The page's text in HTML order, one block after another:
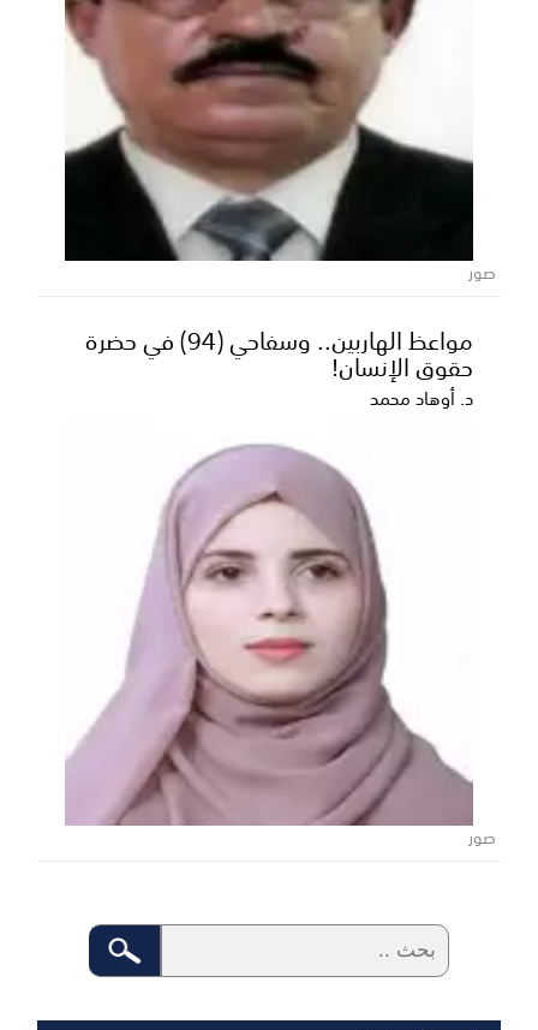
مؤسسة التراث اليافعي تنظم قريباً ندوة
شعرية عن حياة الشاعر يحيى عمر سافع
تستعد مؤسسة التراث اليافعي لإقامة ندوة شعرية مميزة
تحمل عنوان "يحيى عمر سافع الغرام المشألي&quo...
صور
مواعظ الهاربين.. وسفاحي (94) في حضرة
حقوق الإنسان!
د. أوهاد محمد
صور